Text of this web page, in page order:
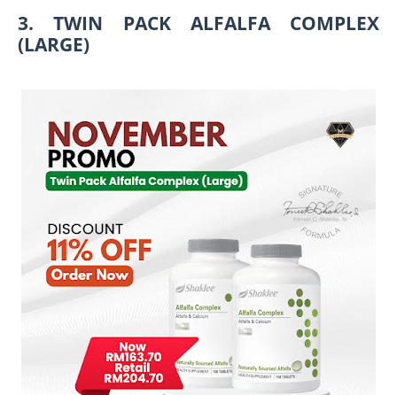
3. TWIN PACK ALFALFA COMPLEX
(LARGE)